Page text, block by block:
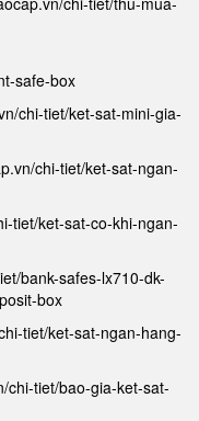
safe-box
chi-tiet/ket-sat-mini-gia-
chi-tiet/ket-sat-ngan-
tiet/ket-sat-co-khi-ngan-
bank-safes-lx710-dk-
box
tiet/ket-sat-ngan-hang-
chi-tiet/bao-gia-ket-sat-